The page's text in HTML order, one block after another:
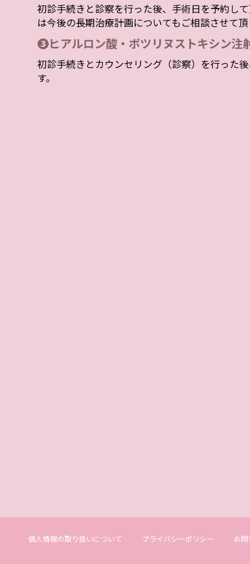
初診手続きと診察を行った後、手術日を予約し
は今後の長期治療計画についてもご相談させて頂
❸ヒアルロン酸・ボツリヌストキシン注
初診手続きとカウンセリング（診察）を行った
す。
個人情報の取り扱いについて プライバシーポリシー お